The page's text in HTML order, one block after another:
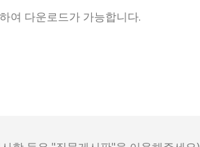
여 다운로드가 가능합니다.